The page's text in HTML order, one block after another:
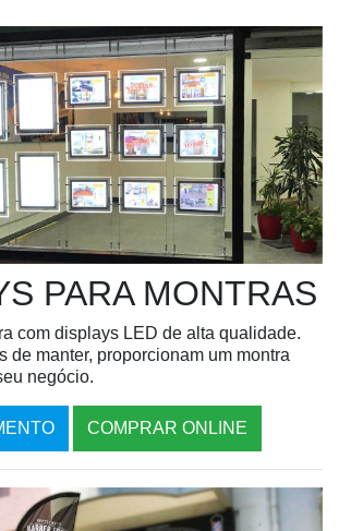
PARA MONTRAS
com displays LED de alta qualidade.
de manter, proporcionam um montra
negócio.
COMPRAR ONLINE